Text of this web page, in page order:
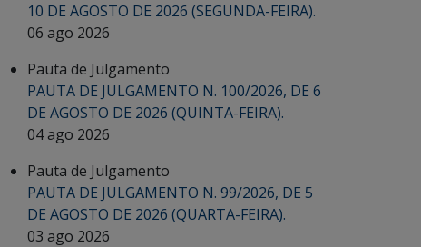
10 DE AGOSTO DE 2026 (SEGUNDA-FEIRA).
06 ago 2026
Pauta de Julgamento
PAUTA DE JULGAMENTO N. 100/2026, DE 6
DE AGOSTO DE 2026 (QUINTA-FEIRA).
04 ago 2026
Pauta de Julgamento
PAUTA DE JULGAMENTO N. 99/2026, DE 5
DE AGOSTO DE 2026 (QUARTA-FEIRA).
03 ago 2026